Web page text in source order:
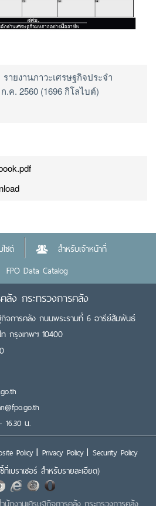
รายงานภาวะเศรษฐกิจประจำ
.ค. 2560 (1696 กิโลไบต์)
ซต์
สำหรับเจ้าหน้าที่
FPO Data Catalog
ลัง กระทรวงการคลัง
จการคลัง ถนนพระรามที่ 6 อารีย์สัมพันธ์
กรุงเทพฯ 10400
16.30 น.
Policy Privacy Policy Security Policy
ที่เบราเซอร์ สำหรับรายละเอียด)